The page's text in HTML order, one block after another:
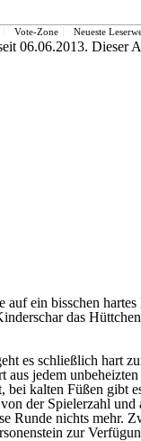
Vote-Zone Neueste
06.06.2013. Dieser
auf ein bisschen
das
es schließlich hart
jedem
bei kalten Füßen gibt
der Spielerzahl
Runde nichts mehr.
zur